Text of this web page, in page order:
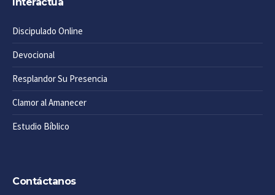
Discipulado Online
Devocional
Resplandor Su Presencia
Clamor al Amanecer
Estudio Bíblico
Contáctanos